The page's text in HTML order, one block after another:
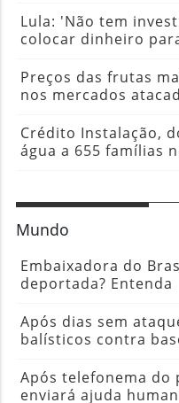
Lula: 'Não tem
colocar dinheiro
Preços das frutas
nos mercados
Crédito Instalação,
água a 655 famílias
Mundo
Embaixadora do
deportada? Entenda
Após dias sem
balísticos contra
Após telefonema do
enviará ajuda